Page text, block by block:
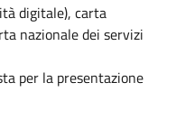
digitale), carta
nazionale dei servizi
per la presentazione